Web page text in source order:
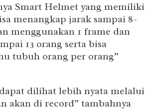
Smart Helmet yang memiliki
menangkap jarak sampai 8-
menggunakan 1 frame dan
13 orang serta bisa
tubuh orang per orang”
dilihat lebih nyata melalui
akan di record” tambahnya